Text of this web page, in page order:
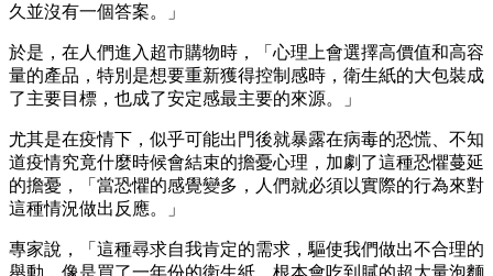
久並沒有一個答案。」
於是，在人們進入超市購物時，「心理上會選擇高價值和高容
量的產品，特別是想要重新獲得控制感時，衛生紙的大包裝成
了主要目標，也成了安定感最主要的來源。」
尤其是在疫情下，似乎可能出門後就暴露在病毒的恐慌、不知
道疫情究竟什麼時候會結束的擔憂心理，加劇了這種恐懼蔓延
的擔憂，「當恐懼的感覺變多，人們就必須以實際的行為來對
這種情況做出反應。」
專家說，「這種尋求自我肯定的需求，驅使我們做出不合理的
舉動，像是買了一年份的衛生紙、根本會吃到膩的超大量泡麵